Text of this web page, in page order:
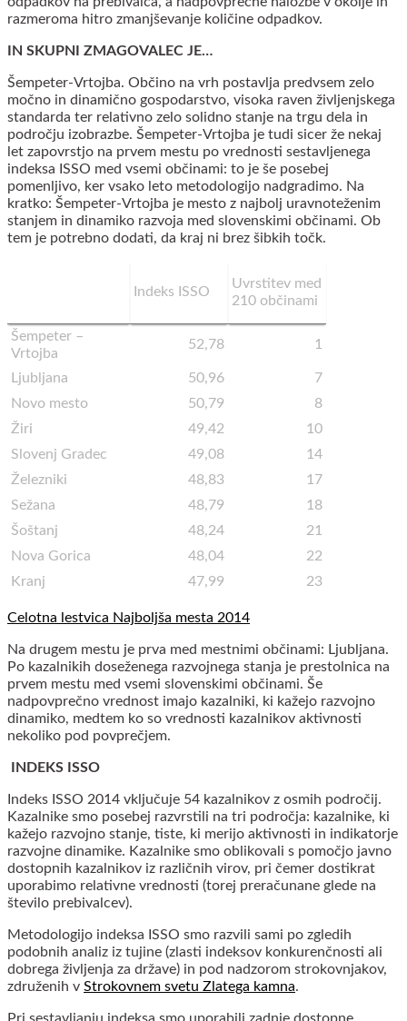
razmeroma hitro zmanjševanje količine odpadkov.
IN SKUPNI ZMAGOVALEC JE…
Šempeter-Vrtojba. Občino na vrh postavlja predvsem zelo
močno in dinamično gospodarstvo, visoka raven življenjskega
standarda ter relativno zelo solidno stanje na trgu dela in
področju izobrazbe. Šempeter-Vrtojba je tudi sicer že nekaj
let zapovrstjo na prvem mestu po vrednosti sestavljenega
indeksa ISSO med vsemi občinami: to je še posebej
pomenljivo, ker vsako leto metodologijo nadgradimo. Na
kratko: Šempeter-Vrtojba je mesto z najbolj uravnoteženim
stanjem in dinamiko razvoja med slovenskimi občinami. Ob
tem je potrebno dodati, da kraj ni brez šibkih točk.
Indeks ISSO
Uvrstitev med
210 občinami
Šempeter –
Vrtojba
52,78 1
Ljubljana 50,96
7
Novo mesto
50,79
8
Žiri
49,42
10
Slovenj Gradec
49,08
14
Železniki
48,83
17
Sežana
48,79
18
Šoštanj
48,24
21
Nova Gorica
48,04
22
Kranj
47,99 23
Celotna lestvica Najboljša mesta 2014
Na drugem mestu je prva med mestnimi občinami: Ljubljana.
Po kazalnikih doseženega razvojnega stanja je prestolnica na
prvem mestu med vsemi slovenskimi občinami. Še
nadpovprečno vrednost imajo kazalniki, ki kažejo razvojno
dinamiko, medtem ko so vrednosti kazalnikov aktivnosti
nekoliko pod povprečjem.
INDEKS ISSO
Indeks ISSO 2014 vključuje 54 kazalnikov z osmih področij.
Kazalnike smo posebej razvrstili na tri področja: kazalnike, ki
kažejo razvojno stanje, tiste, ki merijo aktivnosti in indikatorje
razvojne dinamike. Kazalnike smo oblikovali s pomočjo javno
dostopnih kazalnikov iz različnih virov, pri čemer dostikrat
uporabimo relativne vrednosti (torej preračunane glede na
število prebivalcev).
Metodologijo indeksa ISSO smo razvili sami po zgledih
podobnih analiz iz tujine (zlasti indeksov konkurenčnosti ali
dobrega življenja za države) in pod nadzorom strokovnjakov,
združenih v Strokovnem svetu Zlatega kamna.